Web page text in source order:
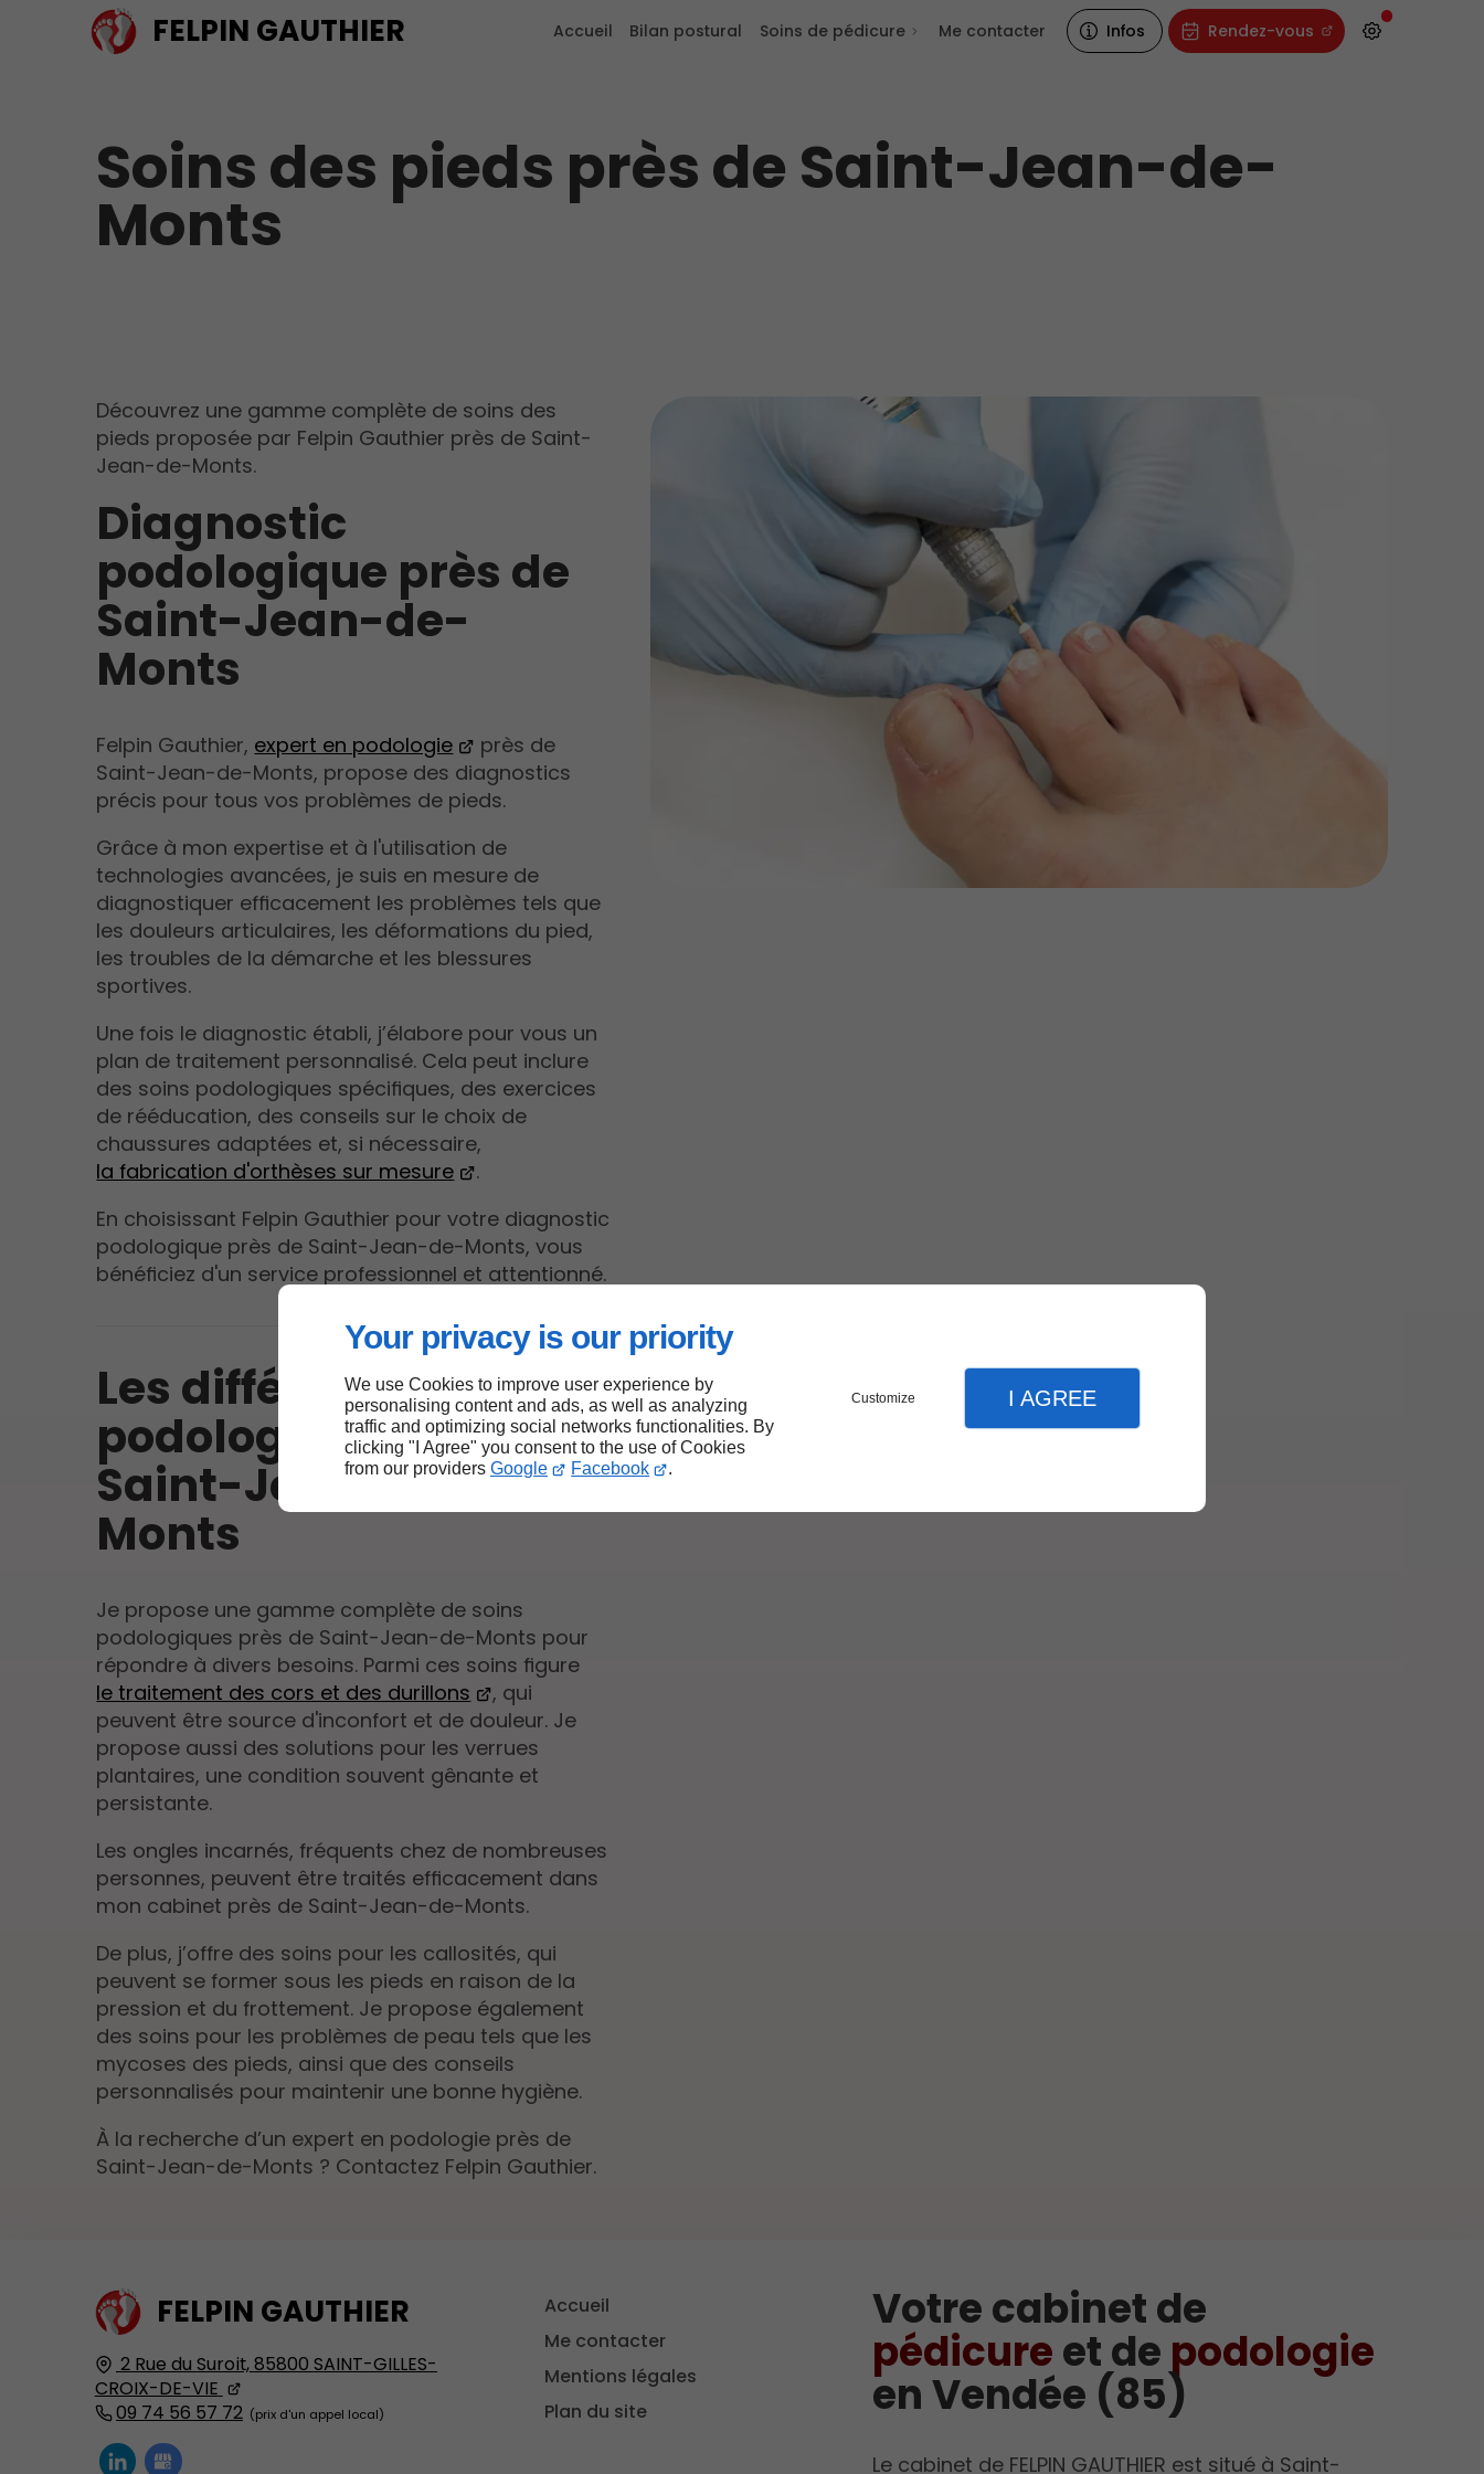
Your privacy is our priority
We use Cookies to improve user experience by
personalising content and ads, as well as analyzing
traffic and optimizing social networks functionalities. By
clicking "I Agree" you consent to the use of Cookies
from our providers Google Facebook .
Customize I AGREE
FELPIN GAUTHIER Accueil Bilan postural Soins de pédicure Me contacter Infos Rendez-vous
Soins des pieds près de Saint-Jean-de-
Monts
Découvrez une gamme complète de soins des
pieds proposée par Felpin Gauthier près de Saint-
Jean-de-Monts.
Diagnostic
podologique près de
Saint-Jean-de-
Monts
Felpin Gauthier, expert en podologie
près de
Saint-Jean-de-Monts, propose des diagnostics
précis pour tous vos problèmes de pieds.
Grâce à mon expertise et à l'utilisation de
technologies avancées, je suis en mesure de
diagnostiquer efficacement les problèmes tels que
les douleurs articulaires, les déformations du pied,
les troubles de la démarche et les blessures
sportives.
Une fois le diagnostic établi, j’élabore pour vous un
plan de traitement personnalisé. Cela peut inclure
des soins podologiques spécifiques, des exercices
de rééducation, des conseils sur le choix de
chaussures adaptées et, si nécessaire,
la fabrication d'orthèses sur mesure
.
En choisissant Felpin Gauthier pour votre diagnostic
podologique près de Saint-Jean-de-Monts, vous
bénéficiez d'un service professionnel et attentionné.
Les différents soins
podologiques près de
Saint-Jean-de-
Monts
Je propose une gamme complète de soins
podologiques près de Saint-Jean-de-Monts pour
répondre à divers besoins. Parmi ces soins figure
le traitement des cors et des durillons
, qui
peuvent être source d'inconfort et de douleur. Je
propose aussi des solutions pour les verrues
plantaires, une condition souvent gênante et
persistante.
Les ongles incarnés, fréquents chez de nombreuses
personnes, peuvent être traités efficacement dans
mon cabinet près de Saint-Jean-de-Monts.
De plus, j’offre des soins pour les callosités, qui
peuvent se former sous les pieds en raison de la
pression et du frottement. Je propose également
des soins pour les problèmes de peau tels que les
mycoses des pieds, ainsi que des conseils
personnalisés pour maintenir une bonne hygiène.
À la recherche d’un expert en podologie près de
Saint-Jean-de-Monts ? Contactez Felpin Gauthier.
FELPIN GAUTHIER
2 Rue du Suroit,85800 SAINT-GILLES-
CROIX-DE-VIE
09 74 56 57 72
Accueil
Me contacter
Mentions légales
Plan du site
Votre cabinet de
pédicure et de podologie
en Vendée (85)
Le cabinet de FELPIN GAUTHIER est situé à Saint-